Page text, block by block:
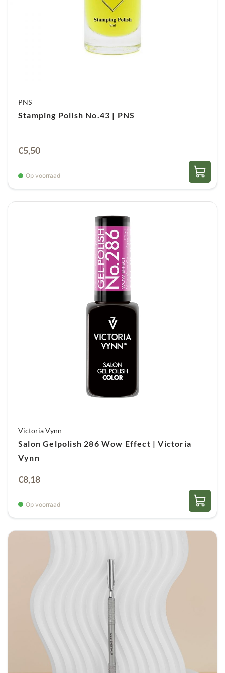
PNS
Stamping Polish No.43 | PNS
€5,50
Op voorraad
Victoria Vynn
Salon Gelpolish 286 Wow Effect | Victoria
Vynn
€8,18
Op voorraad